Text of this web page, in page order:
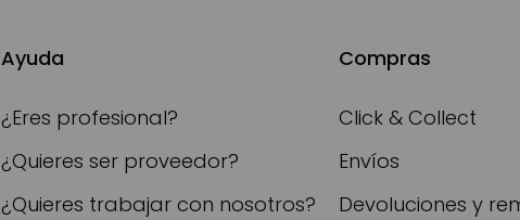
Ayuda
¿Eres profesional?
¿Quieres ser proveedor?
¿Quieres trabajar con nosotros?
Compras
Click & Collect
Envíos
Devoluciones y